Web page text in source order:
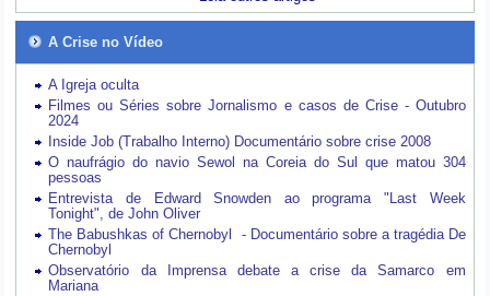
A Crise no Vídeo
A Igreja oculta
Filmes ou Séries sobre Jornalismo e casos de Crise - Outubro
2024
Inside Job (Trabalho Interno) Documentário sobre crise 2008
O naufrágio do navio Sewol na Coreia do Sul que matou 304
pessoas
Entrevista de Edward Snowden ao programa "Last Week
Tonight", de John Oliver
The Babushkas of Chernobyl - Documentário sobre a tragédia De
Chernobyl
Observatório da Imprensa debate a crise da Samarco em
Mariana